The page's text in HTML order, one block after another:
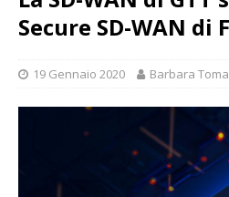
Secure SD-WAN di
19 Gennaio 2020 Barbara